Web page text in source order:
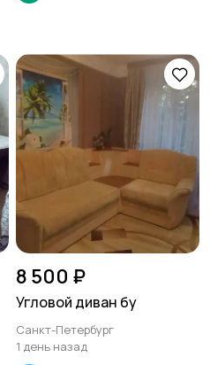
8 500 ₽
Угловой диван бу
Санкт-Петербург
1 день назад